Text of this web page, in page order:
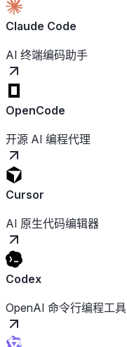
Claude Code
AI 终端编码助手
OpenCode
开源 AI 编程代理
Cursor
AI 原生代码编辑器
Codex
OpenAI 命令行编程工具